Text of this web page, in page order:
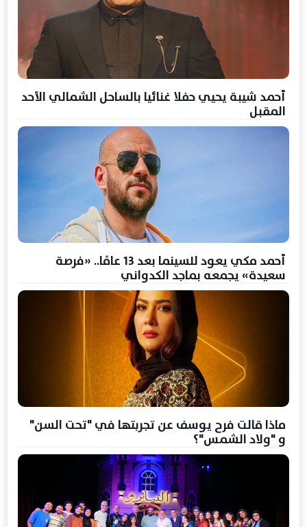
أحمد شيبة يحيي حفلا غنائيا بالساحل الشمالي الأحد
المقبل
أحمد مكي يعود للسينما بعد 13 عامًا.. «فرصة
سعيدة» يجمعه بماجد الكدواني
ماذا قالت فرح يوسف عن تجربتها في "تحت السن"
و "ولاد الشمس"؟